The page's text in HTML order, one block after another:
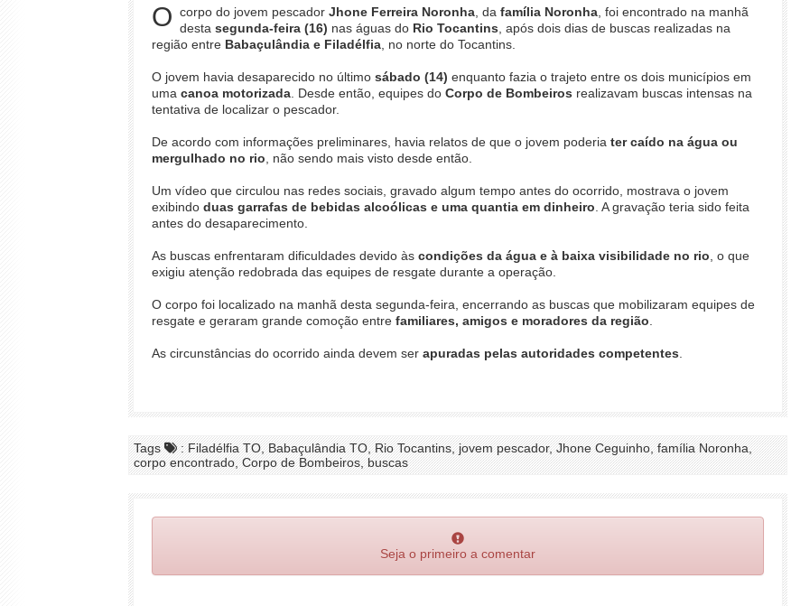
O corpo do jovem pescador Jhone Ferreira Noronha , da família Noronha , foi encontrado na manhã
desta segunda-feira (16) nas águas do Rio Tocantins , após dois dias de buscas realizadas na
região entre Babaçulândia e Filadélfia , no norte do Tocantins.
O jovem havia desaparecido no último sábado (14) enquanto fazia o trajeto entre os dois municípios em
uma canoa motorizada . Desde então, equipes do Corpo de Bombeiros realizavam buscas intensas na
tentativa de localizar o pescador.
De acordo com informações preliminares, havia relatos de que o jovem poderia ter caído na água ou
mergulhado no rio , não sendo mais visto desde então.
Um vídeo que circulou nas redes sociais, gravado algum tempo antes do ocorrido, mostrava o jovem
exibindo duas garrafas de bebidas alcoólicas e uma quantia em dinheiro . A gravação teria sido feita
antes do desaparecimento.
As buscas enfrentaram dificuldades devido às condições da água e à baixa visibilidade no rio , o que
exigiu atenção redobrada das equipes de resgate durante a operação.
O corpo foi localizado na manhã desta segunda-feira, encerrando as buscas que mobilizaram equipes de
resgate e geraram grande comoção entre familiares, amigos e moradores da região
As circunstâncias do ocorrido ainda devem ser apuradas pelas autoridades competentes
Tags
: Filadélfia TO, Babaçulândia TO, Rio Tocantins, jovem pescador, Jhone Ceguinho, família Noronha,
corpo encontrado, Corpo de Bombeiros, buscas
Seja o primeiro a comentar